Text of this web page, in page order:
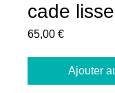
cade lisse
65,00 €Prix
Ajouter